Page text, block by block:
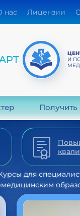
нас Лицензии
И
для